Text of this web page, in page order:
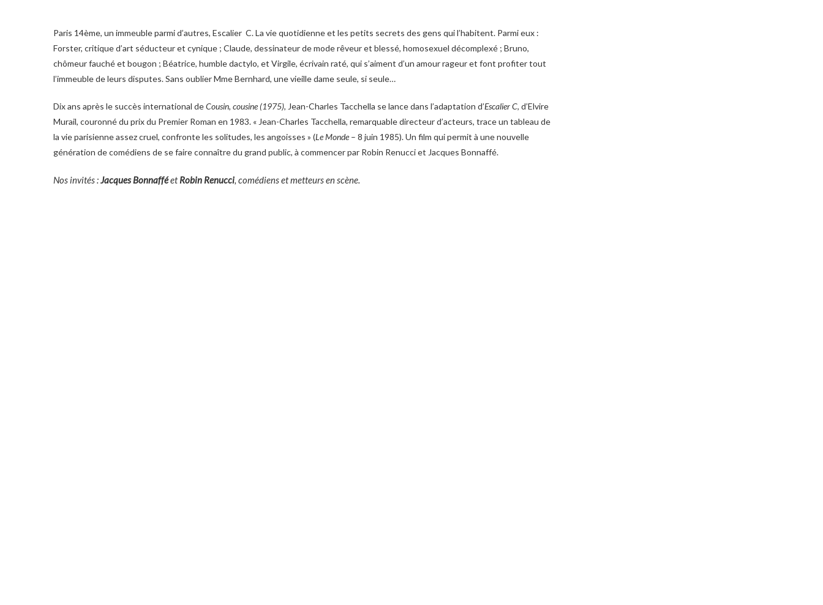
Paris 14ème, un immeuble parmi d’autres, Escalier C. La vie quotidienne et les petits secrets des gens qui l’habitent. Parmi eux :
Forster, critique d’art séducteur et cynique ; Claude, dessinateur de mode rêveur et blessé, homosexuel décomplexé ; Bruno,
chômeur fauché et bougon ; Béatrice, humble dactylo, et Virgile, écrivain raté, qui s’aiment d’un amour rageur et font profiter tout
l’immeuble de leurs disputes. Sans oublier Mme Bernhard, une vieille dame seule, si seule…
Dix ans après le succès international deCousin, cousine (1975), Jean-Charles Tacchella se lance dans l’adaptation d’Escalier C, d’Elvire
Murail, couronné du prix du Premier Roman en 1983. « Jean-Charles Tacchella, remarquable directeur d’acteurs, trace un tableau de
la vie parisienne assez cruel, confronte les solitudes, les angoisses » (Le Monde – 8 juin 1985). Un film qui permit à une nouvelle
génération de comédiens de se faire connaître du grand public, à commencer par Robin Renucci et Jacques Bonnaffé.
Nos invités :Jacques BonnafféetRobin Renucci, comédiens et metteurs en scène.